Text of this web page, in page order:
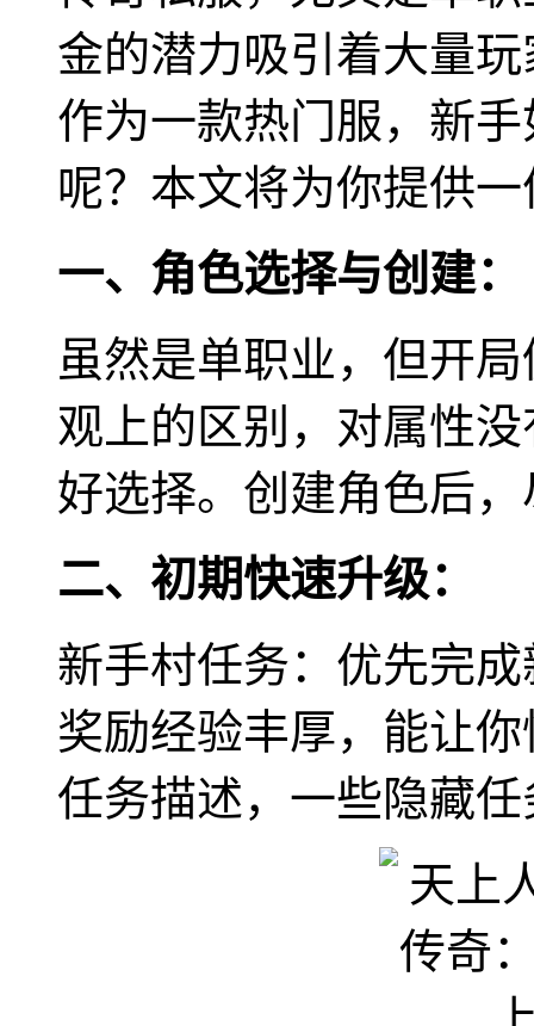
金的潜力吸引着大量
作为一款热门服，新
呢？本文将为你提供
一、角色选择与创建：
虽然是单职业，但开
观上的区别，对属性
好选择。创建角色后
二、初期快速升级：
新手村任务：优先完
奖励经验丰厚，能让
任务描述，一些隐藏